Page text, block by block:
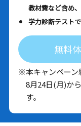
教材費など含め、
学力診断テストで
無料
※本キャンペーン
8月24日(月)か
す。